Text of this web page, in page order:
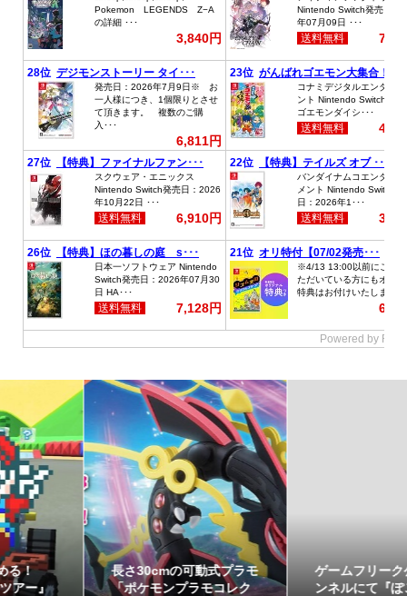
ゲームフリーク公式チャ
ンネルにて『ぽこ あ ポケ
最初のパートナーポケモ
ンなど30種！「ポケット